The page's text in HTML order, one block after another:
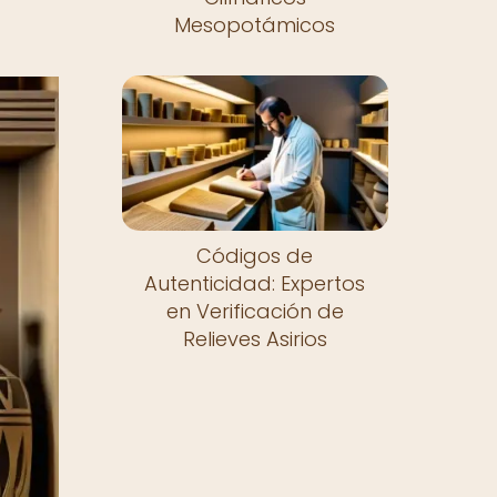
Mesopotámicos
Códigos de
Autenticidad: Expertos
en Verificación de
Relieves Asirios